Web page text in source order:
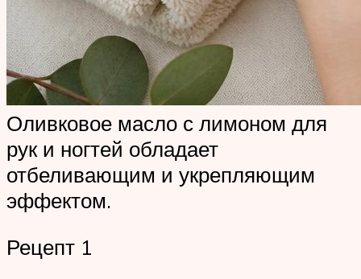
Оливковое масло с лимоном для
рук и ногтей обладает
отбеливающим и укрепляющим
эффектом.
Рецепт 1